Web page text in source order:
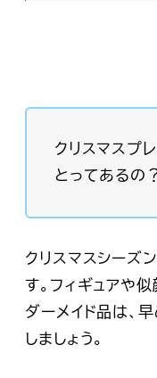
クリスマスプ
とってあるの
クリスマスシーズ
す。フィギュアや
ダーメイド品は、
しましょう。